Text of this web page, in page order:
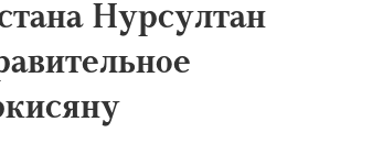
Нурсултан